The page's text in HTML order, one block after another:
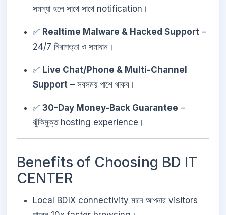
সমস্যা হলে সাথে সাথে notification।
✅ Realtime Malware & Hacked Support –
24/7 নিরাপত্তা ও সমাধান।
✅ Live Chat/Phone & Multi-Channel
Support – সবসময় পাশে থাকব।
✅ 30-Day Money-Back Guarantee –
ঝুঁকিমুক্ত hosting experience।
Benefits of Choosing BD IT
CENTER
Local BDIX connectivity মানে আপনার visitors